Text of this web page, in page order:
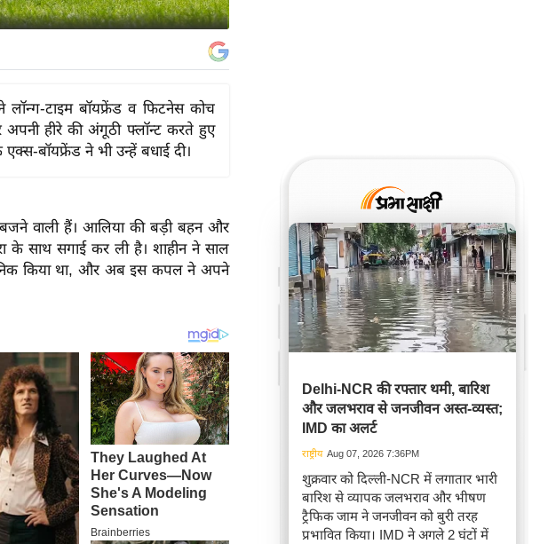
टाइम बॉयफ्रेंड व फिटनेस कोच
अपनी हीरे की अंगूठी फ्लॉन्ट करते हुए
बॉयफ्रेंड ने भी उन्हें बधाई दी।
बजने वाली हैं। आलिया की बड़ी बहन और
के साथ सगाई कर ली है। शाहीन ने साल
किया था, और अब इस कपल ने अपने
Delhi-NCR की रफ्तार थमी, बारिश
और जलभराव से जनजीवन अस्त-व्यस्त;
IMD का अलर्ट
राष्ट्रीय Aug 07, 2026 7:36PM
शुक्रवार को दिल्ली-NCR में लगातार भारी
बारिश से व्यापक जलभराव और भीषण
ट्रैफिक जाम ने जनजीवन को बुरी तरह
प्रभावित किया। IMD ने अगले 2 घंटों में